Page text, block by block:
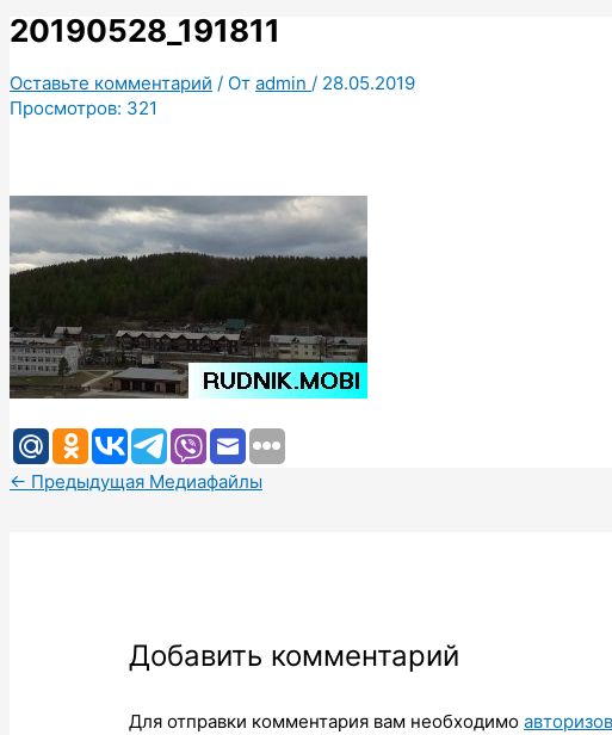
20190528_191811
Оставьте комментарий / От admin / 28.05.2019
Просмотров: 321
← Предыдущая Медиафайлы
Добавить комментарий
Для отправки комментария вам необходимо